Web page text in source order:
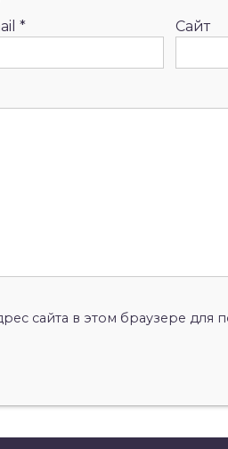
* Сайт
сайта в этом браузере для